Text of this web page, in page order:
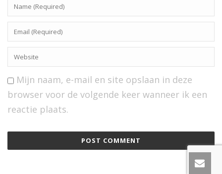
Mijn naam, e-mail en site opslaan in deze
browser voor de volgende keer wanneer ik een
reactie plaats.